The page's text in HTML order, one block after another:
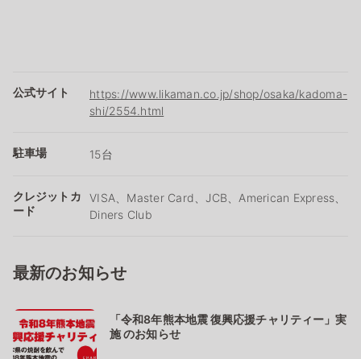
公式サイト
https://www.likaman.co.jp/shop/osaka/kadoma-
shi/2554.html
駐車場 15台
クレジットカ
ード
VISA、Master Card、JCB、American Express、
Diners Club
最新のお知らせ
「令和8年熊本地震 復興応援チャリティー」実
施 のお知らせ